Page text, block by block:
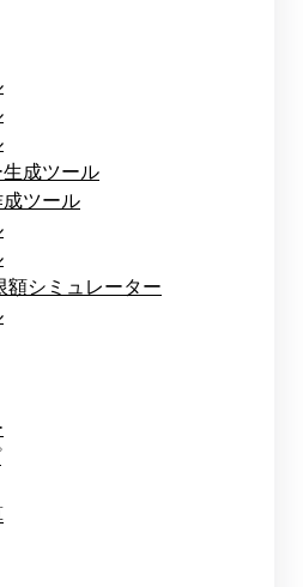
成ツール
ツール
額シミュレーター